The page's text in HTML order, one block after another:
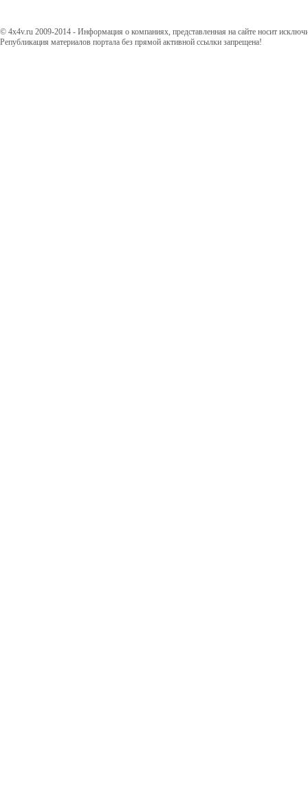
© 4x4v.ru 2009-2014 - Информация о компаниях, представленная на сайте носит
Републикация материалов портала без прямой активной ссылки запрещена!